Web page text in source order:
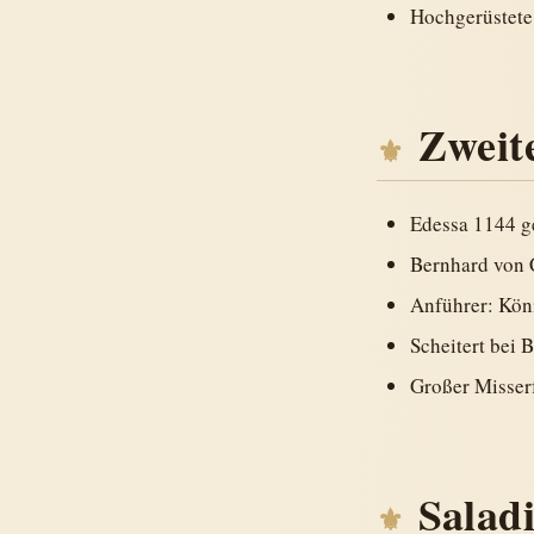
Edessa 1144
Bernhard
Anführer:
Scheitert bei
Großer